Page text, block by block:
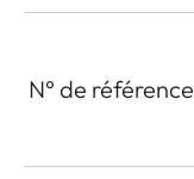
N° de référence